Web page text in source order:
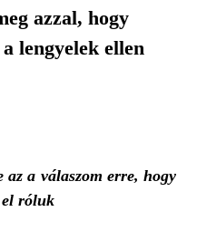
azzal, hogy
lengyelek ellen
a válaszom erre, hogy
el róluk